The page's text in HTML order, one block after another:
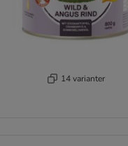
14 varianter